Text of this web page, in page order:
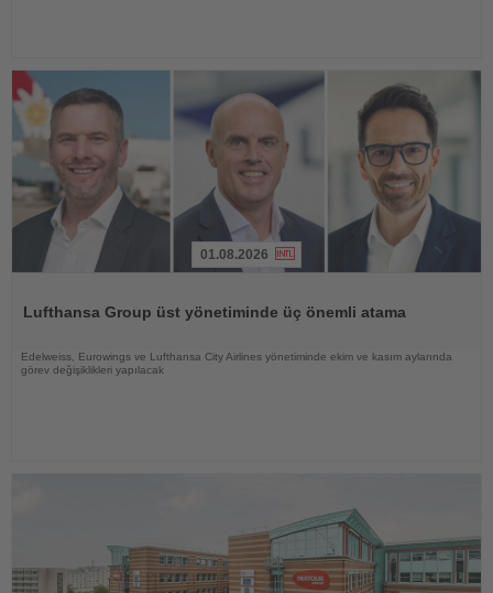
01.08.2026
Lufthansa Group üst yönetiminde üç önemli atama
Edelweiss, Eurowings ve Lufthansa City Airlines yönetiminde ekim ve kasım aylarında
görev değişiklikleri yapılacak